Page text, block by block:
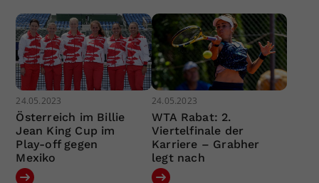
24.05.2023
Österreich im Billie
Jean King Cup im
Play-off gegen
Mexiko
24.05.2023
WTA Rabat: 2.
Viertelfinale der
Karriere – Grabher
legt nach